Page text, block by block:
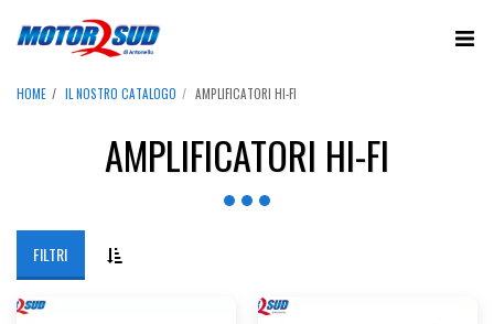
HOME IL NOSTRO CATALOGO AMPLIFICATORI HI-FI
AMPLIFICATORI HI-FI
FILTRI